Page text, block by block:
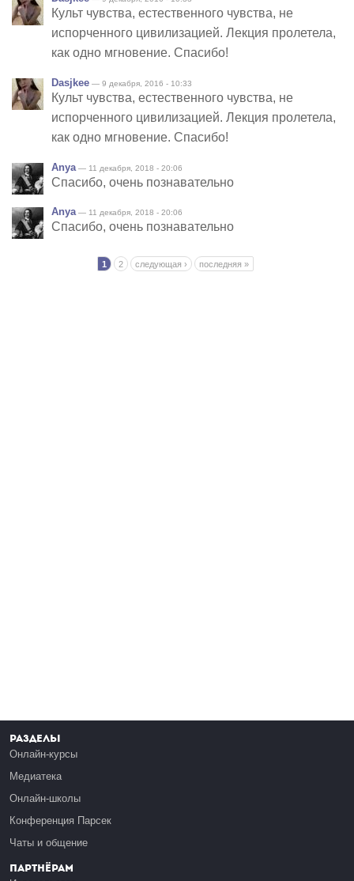
Культ чувства, естественного чувства, не
испорченного цивилизацией. Лекция пролетела,
как одно мгновение. Спасибо!
Dasjkee — 9 декабря, 2016 - 10:33
Культ чувства, естественного чувства, не
испорченного цивилизацией. Лекция пролетела,
как одно мгновение. Спасибо!
Anya — 11 декабря, 2018 - 20:06
Спасибо, очень познавательно
Anya— 11 декабря, 2018 - 20:06
Спасибо, очень познавательно
1 2 следующая › последняя »
Разделы
Онлайн-курсы
Медиатека
Онлайн-школы
Конференция Парсек
Чаты и общение
Партнёрам